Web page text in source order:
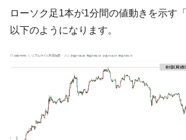
『Money1』
【対日本円】ウォン安が
に韓国がいっちょがみしたのでは。
は韓国で『BYD』車は売れている。6カ月
1.9倍！
在韓米国大使スティール
く空港に詰めかけ「出て行け！」「極右
ドを掲げる「在韓反米勢力」
『Money1』
韓国政府「2035年までに
ローソク足1本が1分間の値動きを示す
以下のようになります。